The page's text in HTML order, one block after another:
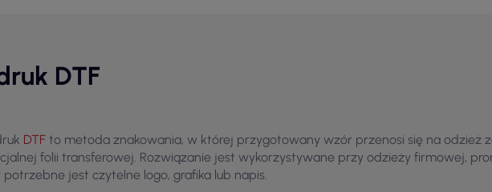
DTF
DTF to metoda znakowania, w której przygotowany wzór przenosi się na odzież
folii transferowej. Rozwiązanie jest wykorzystywane przy odzieży firmowej,
potrzebne jest czytelne logo, grafika lub napis.